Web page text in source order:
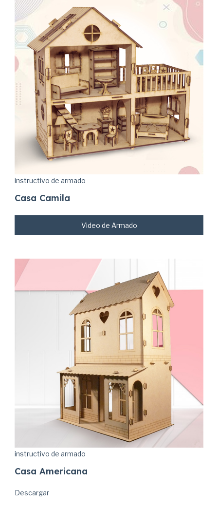
instructivo de armado
Casa Camila
Video de Armado
instructivo de armado
Casa Americana
Descargar